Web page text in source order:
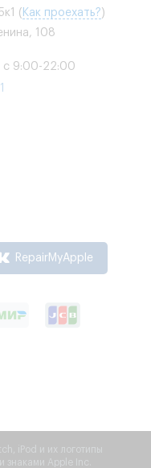
( Как проехать? )
108
с 9:00-22:00
RepairMyApple
iPod и их логотипы
знаками Apple Inc.